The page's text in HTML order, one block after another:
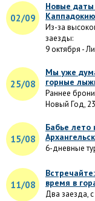
02/09
Новые даты
Каппадокию
Из-за
заезды:
9 октября -
25/08
Мы уже
горные
Раннее
Новый Год,
15/08
Бабье лето
6-дневные
11/08
время в
Два заезда,